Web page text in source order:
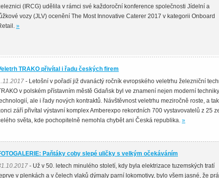
(IRCG) udělila v rámci své každoroční konference společnosti Jídelní a
vozy (JLV) ocenění The Most Innovative Caterer 2017 v kategorii Onboard
»
TRAKO přivítal i řadu českých firem
- Letošní v pořadí již dvanáctý ročník evropského veletrhu železniční
v polském přístavním městě Gdaňsk byl ve znamení nejen moderní
ale i řady nových kontraktů. Návštěvnost veletrhu meziročně roste, a
září přivítal výstavní komplex Amberexpo rekordních 700 vystavovatelů z 25
světa, kde pochopitelně nemohla chybět ani Česká republika. »
Paňtáky coby slepé uličky s velkým očekáváním
- Už v 50. letech minulého století, kdy byla elektrizace tuzemských tratí
v plenkách a v čelech vlaků dýmaly parní lokomotivy, bylo všem jasné, že